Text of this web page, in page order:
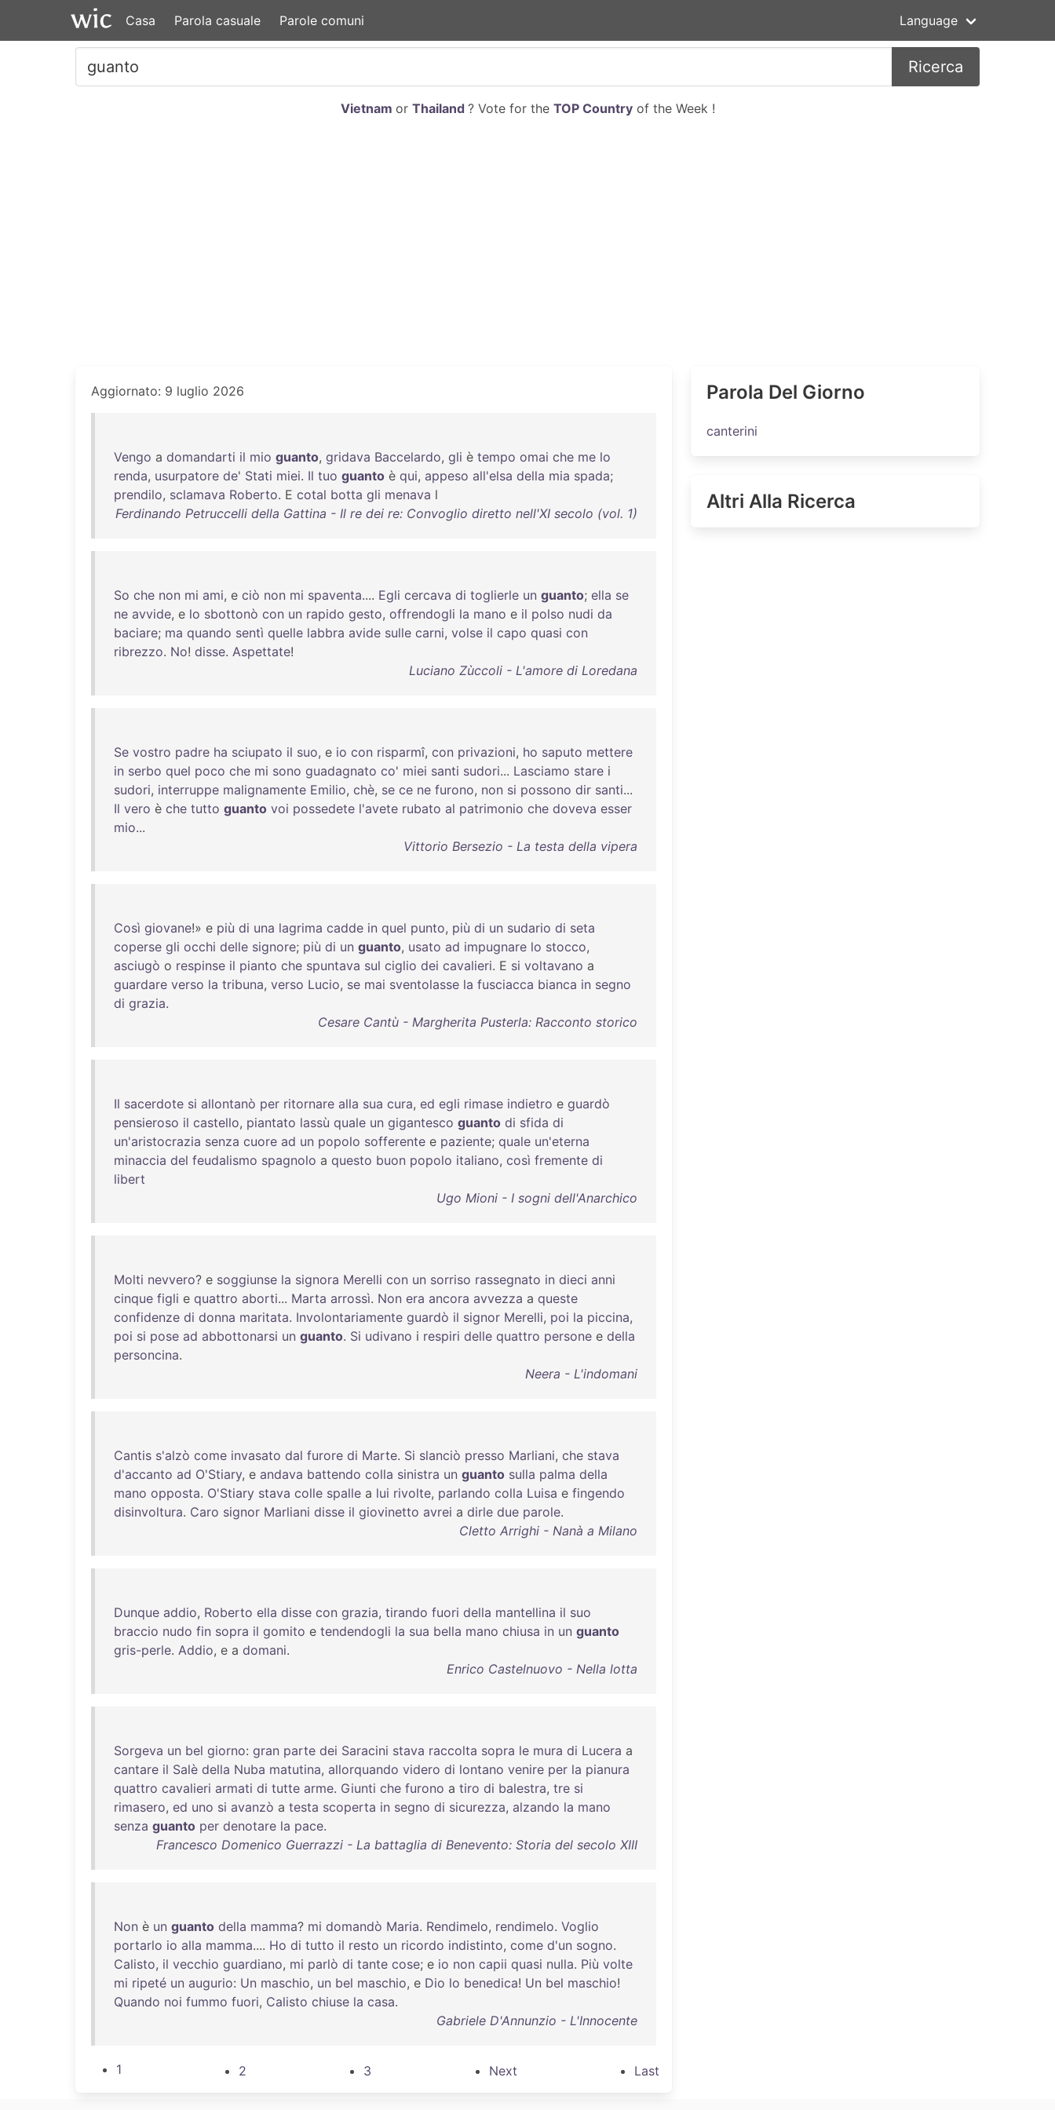
Casa Parola casuale Parole comuni Language
Ricerca
Vietnam or Thailand ? Vote for the TOP Countryof the Week !
Aggiornato: 9 luglio 2026
Vengo a domandarti il mio guanto, gridava Baccelardo, gli è tempo omai che me lo
renda, usurpatore de' Stati miei. Il tuo guanto è qui, appeso all'elsa della mia spada;
prendilo, sclamava Roberto. E cotal botta gli menava l
Ferdinando Petruccelli della Gattina - Il re dei re: Convoglio diretto nell'XI secolo (vol. 1)
So che non mi ami, e ciò non mi spaventa.... Egli cercava di toglierle un guanto; ella se
ne avvide, e lo sbottonò con un rapido gesto, offrendogli la mano e il polso nudi da
baciare; ma quando sentì quelle labbra avide sulle carni, volse il capo quasi con
ribrezzo. No! disse. Aspettate!
Luciano Zùccoli - L'amore di Loredana
Se vostro padre ha sciupato il suo, e io con risparmî, con privazioni, ho saputo mettere
in serbo quel poco che mi sono guadagnato co' miei santi sudori... Lasciamo stare i
sudori, interruppe malignamente Emilio, chè, se ce ne furono, non si possono dir santi...
Il vero è che tutto guanto voi possedete l'avete rubato al patrimonio che doveva esser
mio...
Vittorio Bersezio - La testa della vipera
Così giovane!» e più di una lagrima cadde in quel punto, più di un sudario di seta
coperse gli occhi delle signore; più di un guanto, usato ad impugnare lo stocco,
asciugò o respinse il pianto che spuntava sul ciglio dei cavalieri. E si voltavano a
guardare verso la tribuna, verso Lucio, se mai sventolasse la fusciacca bianca in segno
di grazia.
Cesare Cantù - Margherita Pusterla: Racconto storico
Il sacerdote si allontanò per ritornare alla sua cura, ed egli rimase indietro e guardò
pensieroso il castello, piantato lassù quale un gigantesco guanto di sfida di
un'aristocrazia senza cuore ad un popolo sofferente e paziente; quale un'eterna
minaccia del feudalismo spagnolo a questo buon popolo italiano, così fremente di
libert
Ugo Mioni - I sogni dell'Anarchico
Molti nevvero? e soggiunse la signora Merelli con un sorriso rassegnato in dieci anni
cinque figli e quattro aborti... Marta arrossì. Non era ancora avvezza a queste
confidenze di donna maritata. Involontariamente guardò il signor Merelli, poi la piccina,
poi si pose ad abbottonarsi un guanto. Si udivano i respiri delle quattro persone e della
personcina.
Neera - L'indomani
Cantis s'alzò come invasato dal furore di Marte. Si slanciò presso Marliani, che stava
d'accanto ad O'Stiary, e andava battendo colla sinistra un guanto sulla palma della
mano opposta. O'Stiary stava colle spalle a lui rivolte, parlando colla Luisa e fingendo
disinvoltura. Caro signor Marliani disse il giovinetto avrei a dirle due parole.
Cletto Arrighi - Nanà a Milano
Dunque addio, Roberto ella disse con grazia, tirando fuori della mantellina il suo
braccio nudo fin sopra il gomito e tendendogli la sua bella mano chiusa in un guanto
gris-perle. Addio, e a domani.
Enrico Castelnuovo - Nella lotta
Sorgeva un bel giorno: gran parte dei Saracini stava raccolta sopra le mura di Lucera a
cantare il Salè della Nuba matutina, allorquando videro di lontano venire per la pianura
quattro cavalieri armati di tutte arme. Giunti che furono a tiro di balestra, tre si
rimasero, ed uno si avanzò a testa scoperta in segno di sicurezza, alzando la mano
senza guanto per denotare la pace.
Francesco Domenico Guerrazzi - La battaglia di Benevento: Storia del secolo XIII
Non è un guanto della mamma? mi domandò Maria. Rendimelo, rendimelo. Voglio
portarlo io alla mamma.... Ho di tutto il resto un ricordo indistinto, come d'un sogno.
Calisto, il vecchio guardiano, mi parlò di tante cose; e io non capii quasi nulla. Più volte
mi ripeté un augurio: Un maschio, un bel maschio, e Dio lo benedica! Un bel maschio!
Quando noi fummo fuori, Calisto chiuse la casa.
Gabriele D'Annunzio - L'Innocente
1 2 3 Next Last
Parola Del Giorno
canterini
Altri Alla Ricerca